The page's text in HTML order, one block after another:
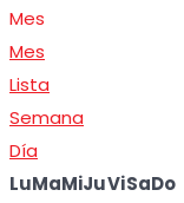
Mes
Mes
Lista
Semana
Día
LuMaMiJuViSaDo